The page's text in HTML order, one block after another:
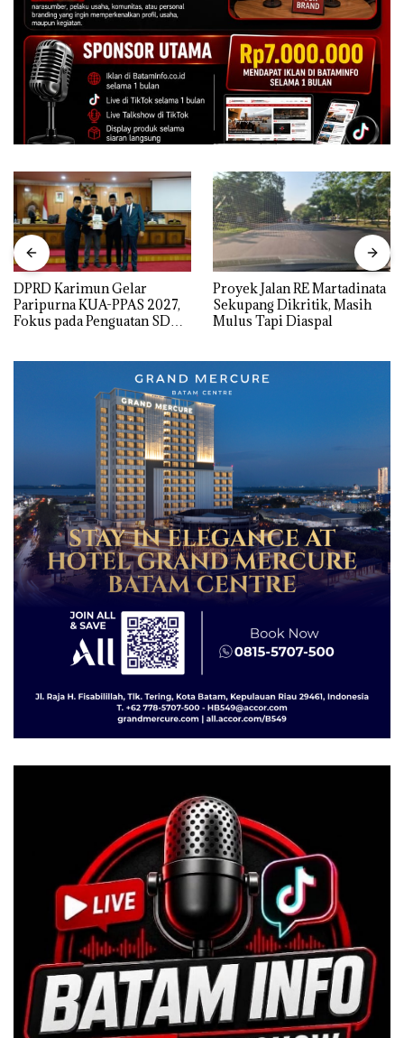
DPRD Karimun Gelar
Paripurna KUA-PPAS 2027,
Fokus pada Penguatan SDM,
Proyek Jalan RE Martadinata
Sekupang Dikritik, Masih
Mulus Tapi Diaspal